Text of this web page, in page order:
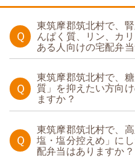
Ｑ
東筑摩郡筑北村で、
んぱく質、リン、カ
ある人向けの宅配弁
Ｑ
東筑摩郡筑北村で、
質」を抑えたい方向
ますか？
Ｑ
東筑摩郡筑北村で、
塩・塩分控えめ」に
配弁当はありますか？